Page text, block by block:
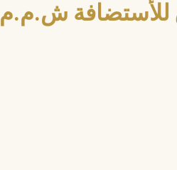
للأستضافة ش.م.م